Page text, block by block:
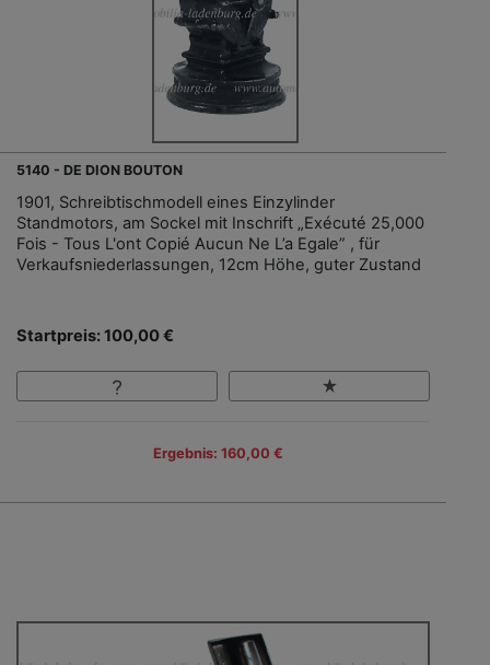
5140 - DE DION BOUTON
1901, Schreibtischmodell eines Einzylinder
Standmotors, am Sockel mit Inschrift „Exécuté 25,000
Fois - Tous L'ont Copié Aucun Ne L’a Egale” , für
Verkaufsniederlassungen, 12cm Höhe, guter Zustand
Startpreis: 100,00 €
Ergebnis: 160,00 €